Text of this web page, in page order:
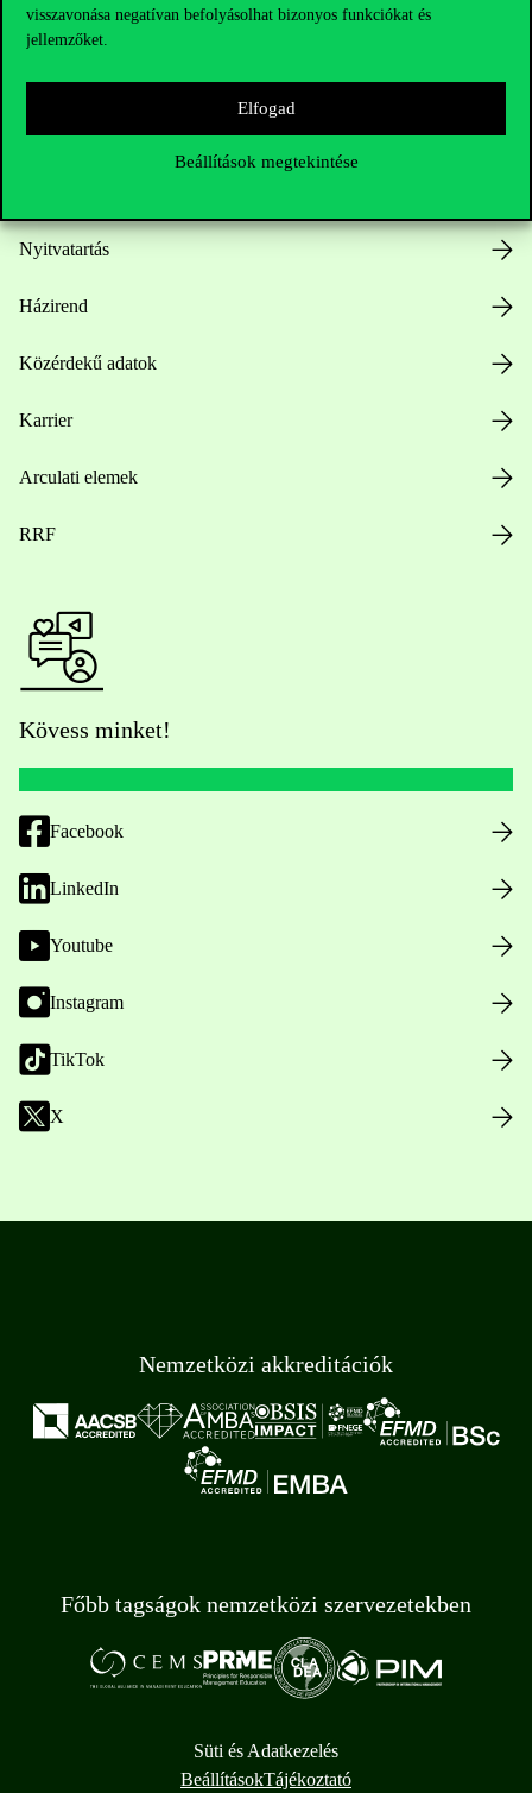
visszavonása negatívan befolyásolhat bizonyos funkciókat és
jellemzőket.
Elfogad
Beállítások megtekintése
Nyitvatartás
Házirend
Közérdekű adatok
Karrier
Arculati elemek
RRF
Kövess minket!
Facebook
LinkedIn
Youtube
Instagram
TikTok
X
Nemzetközi akkreditációk
Főbb tagságok nemzetközi szervezetekben
Süti és Adatkezelés
BeállításokTájékoztató